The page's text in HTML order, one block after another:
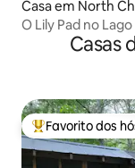
Casa em North
O Lily Pad no
Casas
Favoritos dos
Favorito dos